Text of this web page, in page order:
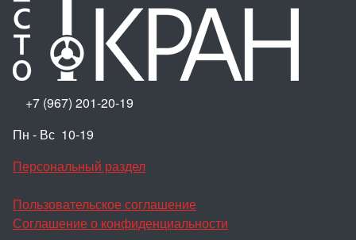
+7 (967) 201-20-19
Пн - Вс 10-19
Персональный раздел
Пользовательское соглашение
Соглашение о конфиденциальности